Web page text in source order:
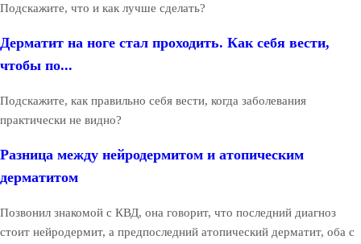
Подскажите, что и как лучше сделать?
Дерматит на ноге стал проходить. Как себя вести,
чтобы по...
Подскажите, как правильно себя вести, когда заболевания
практически не видно?
Разница между нейродермитом и атопическим
дерматитом
Позвонил знакомой с КВД, она говорит, что последний диагноз
стоит нейродермит, а предпоследний атопический дерматит, оба с